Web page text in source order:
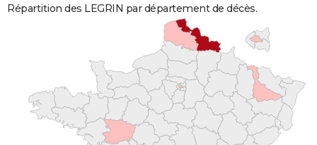
Répartition des LEGRIN par département de décès.